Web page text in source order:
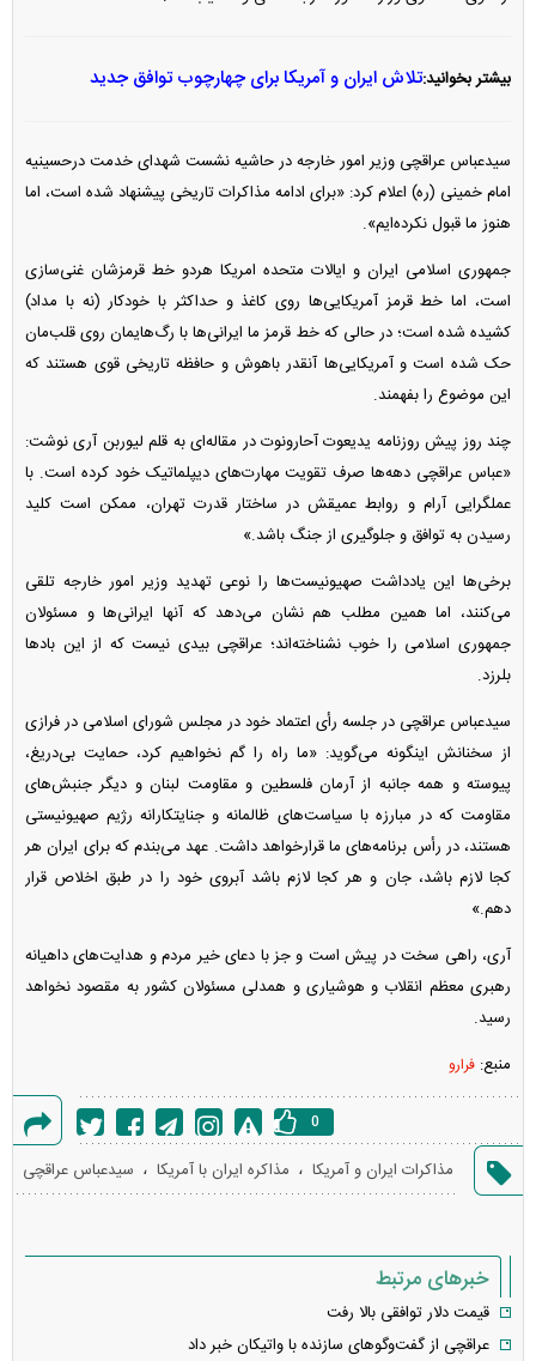
بیشتر بخوانید:تلاش ایران و آمریکا برای چهارچوب توافق جدید
سیدعباس عراقچی وزیر امور خارجه در حاشیه نشست شهدای خدمت درحسینیه
امام خمینی (ره) اعلام کرد: «برای ادامه مذاکرات تاریخی پیشنهاد شده است، اما
هنوز ما قبول نکرده‌ایم».
جمهوری اسلامی ایران و ایالات متحده امریکا هردو خط قرمزشان غنی‌سازی
است، اما خط قرمز آمریکایی‌ها روی کاغذ و حداکثر با خودکار (نه با مداد)
کشیده شده است؛ در حالی که خط قرمز ما ایرانی‌ها با رگ‌هایمان روی قلب‌مان
حک شده است و آمریکایی‌ها آنقدر باهوش و حافظه تاریخی قوی هستند که
این موضوع را بفهمند.
چند روز پیش روزنامه یدیعوت آحارونوت در مقاله‌ای به قلم لیوربن آری نوشت:
«عباس عراقچی دهه‌ها صرف تقویت مهارت‌های دیپلماتیک خود کرده است. با
عملگرایی آرام و روابط عمیقش در ساختار قدرت تهران، ممکن است کلید
رسیدن به توافق و جلوگیری از جنگ باشد.»
برخی‌ها این یادداشت صهیونیست‌ها را نوعی تهدید وزیر امور خارجه تلقی
می‌کنند، اما همین مطلب هم نشان می‌دهد که آنها ایرانی‌ها و مسئولان
جمهوری اسلامی را خوب نشناخته‌اند؛ عراقچی بیدی نیست که از این باد‌ها
بلرزد.
سیدعباس عراقچی در جلسه رأی اعتماد خود در مجلس شورای اسلامی در فرازی
از سخنانش اینگونه می‌گوید: «ما راه را گم نخواهیم کرد، حمایت بی‌دریغ،
پیوسته و همه جانبه از آرمان فلسطین و مقاومت لبنان و دیگر جنبش‌های
مقاومت که در مبارزه با سیاست‌های ظالمانه و جنایتکارانه رژیم صهیونیستی
هستند، در رأس برنامه‌های ما قرارخواهد داشت. عهد می‌بندم که برای ایران هر
کجا لازم باشد، جان و هر کجا لازم باشد آبروی خود را در طبق اخلاص قرار
دهم.»
آری، راهی سخت در پیش است و جز با دعای خیر مردم و هدایت‌های داهیانه
رهبری معظم انقلاب و هوشیاری و همدلی مسئولان کشور به مقصود نخواهد
رسید.
منبع: فرارو
گزارش
خطا
0
مذاکرات ایران و آمریکا ، مذاکره ایران با آمریکا ، سیدعباس عراقچی
خبرهای مرتبط
قیمت دلار توافقی بالا رفت
عراقچی از گفت‌وگوهای سازنده با واتیکان خبر داد